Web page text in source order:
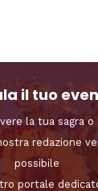
il tuo
la tua sagra o
redazione
possibile
portale